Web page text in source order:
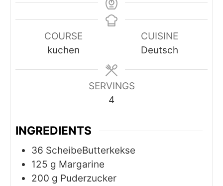
COURSE
kuchen
CUISINE
Deutsch
SERVINGS
4
INGREDIENTS
36 ScheibeButterkekse
125 g Margarine
200 g Puderzucker